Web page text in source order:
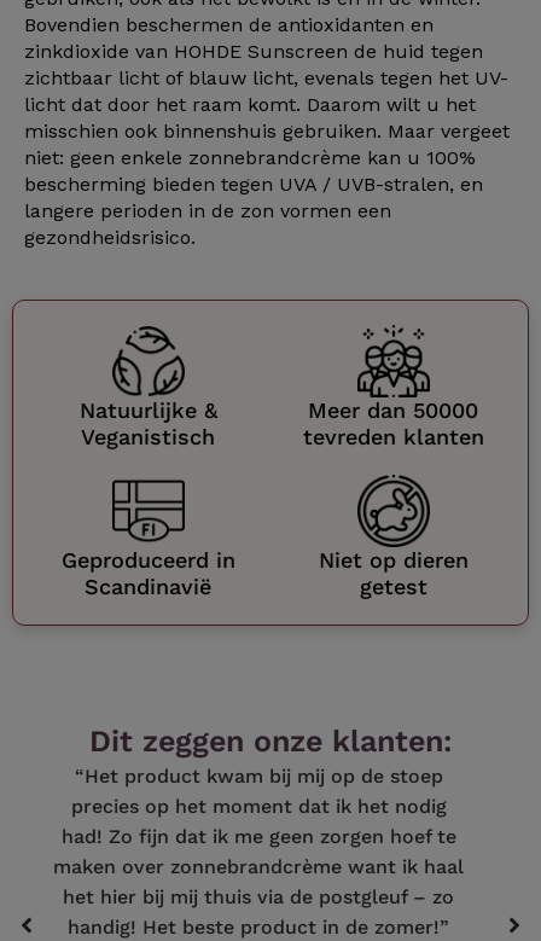
Bovendien beschermen de antioxidanten en
zinkdioxide van HOHDE Sunscreen de huid tegen
zichtbaar licht of blauw licht, evenals tegen het UV-
licht dat door het raam komt. Daarom wilt u het
misschien ook binnenshuis gebruiken. Maar vergeet
niet: geen enkele zonnebrandcrème kan u 100%
bescherming bieden tegen UVA / UVB-stralen, en
langere perioden in de zon vormen een
gezondheidsrisico.
Natuurlijke &
Veganistisch
Meer dan 50000
tevreden klanten
Geproduceerd in
Scandinavië
Niet op dieren
getest
Dit zeggen onze klanten:
“Het product kwam bij mij op de stoep
precies op het moment dat ik het nodig
had! Zo fijn dat ik me geen zorgen hoef te
maken over zonnebrandcrème want ik haal
het hier bij mij thuis via de postgleuf – zo
handig! Het beste product in de zomer!”